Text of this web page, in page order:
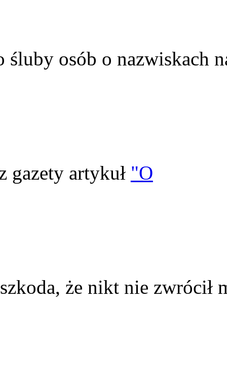
śluby osób o nazwiskach
gazety artykuł "O
że nikt nie zwrócił